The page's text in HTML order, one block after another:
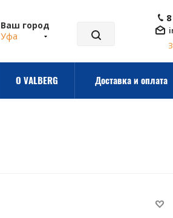
Ваш город
Уфа
О VALBERG Доставка и оплата